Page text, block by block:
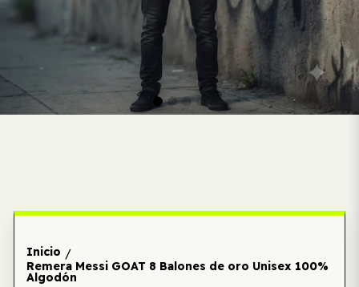
Inicio /
Remera Messi GOAT 8 Balones de oro Unisex 100%
Algodón